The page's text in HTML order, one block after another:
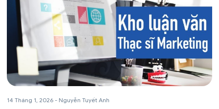
14 Tháng 1, 2026 - Nguyễn Tuyết Anh